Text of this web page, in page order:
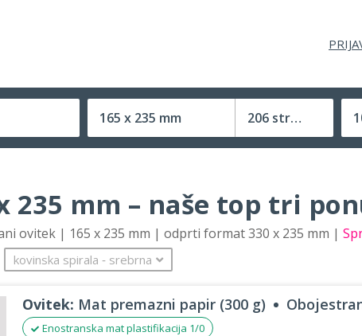
165 x 235 mm
Velikost (zaprte) tiskovine
206 strani
235 mm – naše top tri
ovitek | 165 x 235 mm | odprti format 330 x 235 mm |
kovinska spirala ‐ srebrna
Ovitek: Mat premazni papir (300 g)
Enostranska mat plastifikacija 1/0